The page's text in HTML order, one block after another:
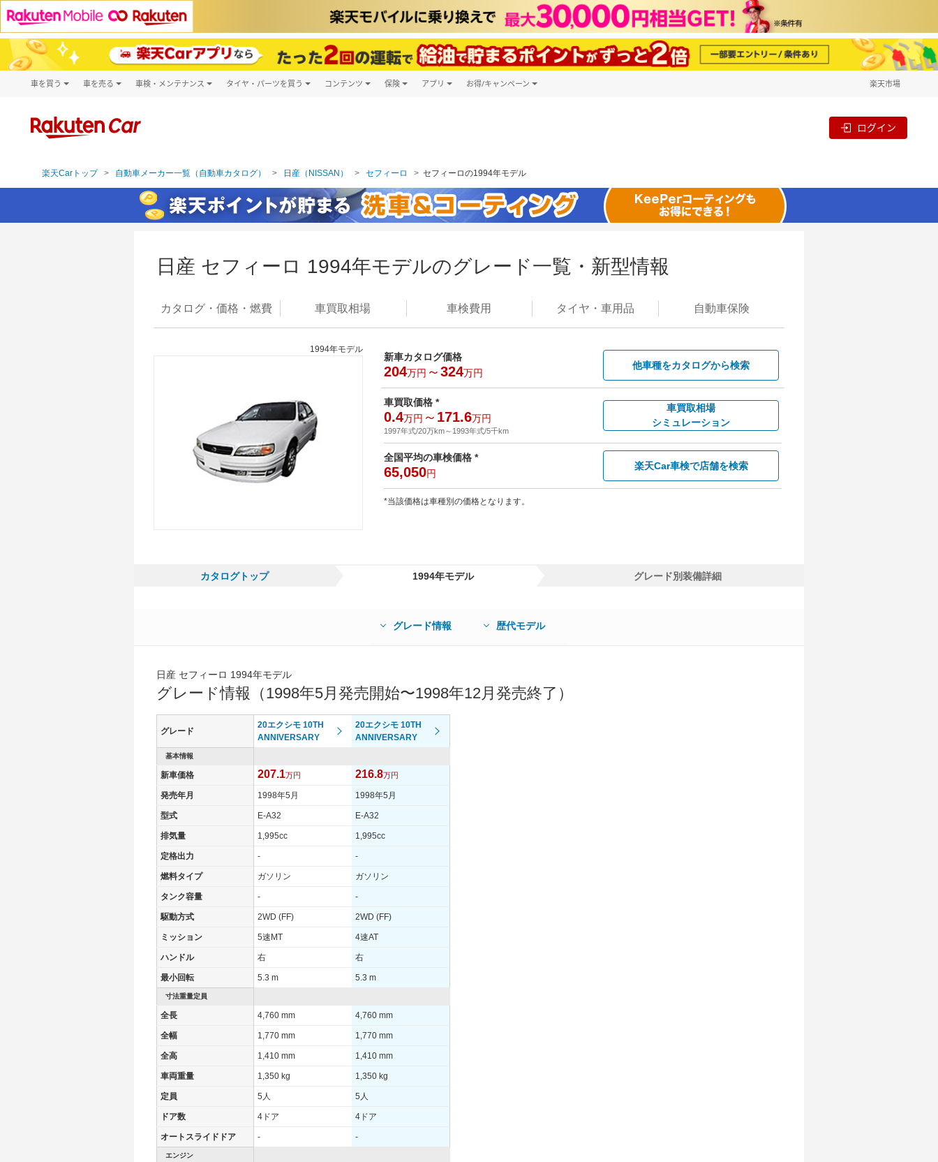
車を買う
新車
車を売る 車検・メンテナンス タイヤ・パーツを買う コンテンツ 保険 アプリ お得/キャンペーン 楽天市場
ログイン
楽天Carトップ 自動車メーカー一覧（自動車カタログ） 日産（NISSAN） セフィーロ セフィーロの1994年モデル
日産 セフィーロ 1994年モデルのグレード一覧・新型情報
カタログ・価格・燃費 車買取相場 車検費用 タイヤ・ 車用品 自動車保険
1994年モデル
新車カタログ価格
204万円 ～324万円
他車種をカタログから検索
車買取価格 *
0.4万円 ～ 171.6万円
1997年式/20万km～ 1993年式/5千km
車買取相場
シミュレーション
全国平均の車検価格 *
65,050円
楽天Car車検で店舗を検索
*当該価格は車種別の価格となります。
カタログトップ 1994年モデル グレード別装備詳細
グレード情報 歴代モデル
日産 セフィーロ 1994年モデル
グレード情報（1998年5月発売開始〜1998年12月発売終了）
グレード
20エクシモ 10TH
ANNIVERSARY
20エクシモ 10TH
ANNIVERSARY
基本情報
新車価格 207.1万円 216.8万円
発売年月 1998年5月 1998年5月
型式 E-A32 E-A32
排気量 1,995cc 1,995cc
定格出力 - -
燃料タイプ ガソリン ガソリン
タンク容量 - -
駆動方式 2WD (FF) 2WD (FF)
ミッション 5速MT 4速AT
ハンドル 右 右
最小回転 5.3 m 5.3 m
寸法重量定員
全長 4,760 mm 4,760 mm
全幅 1,770 mm 1,770 mm
全高 1,410 mm 1,410 mm
車両重量 1,350 kg 1,350 kg
定員 5人 5人
ドア数 4ドア 4ドア
オートスライドドア - -
エンジン